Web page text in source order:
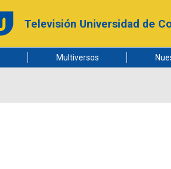
Televisión Universidad de
Multiversos